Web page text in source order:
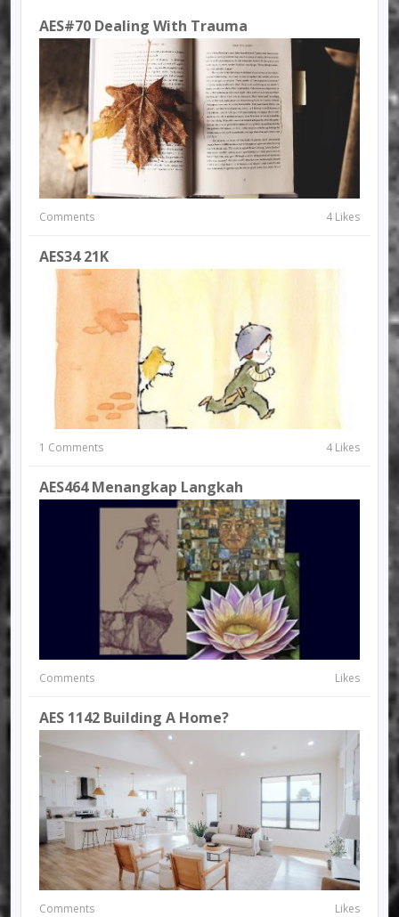
AES#70 Dealing With Trauma
Comments 4 Likes
AES34 21K
1 Comments 4 Likes
AES464 Menangkap Langkah
Comments Likes
AES 1142 Building A Home?
Comments Likes